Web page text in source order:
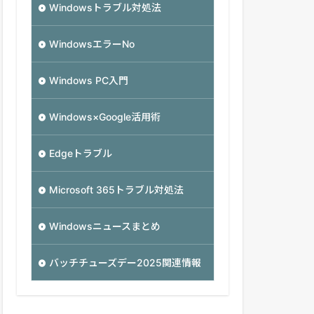
Windowsトラブル対処法
WindowsエラーNo
Windows PC入門
Windows×Google活用術
Edgeトラブル
Microsoft 365トラブル対処法
Windowsニュースまとめ
バッチチューズデー2025関連情報